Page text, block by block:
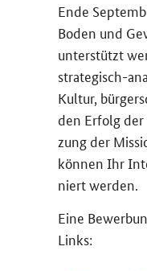
Ende
Boden und
un­ter­stützt
strategisch-​
Kul­tur,
den Er­folg
zung der
kön­nen Ihr
niert wer­den.
Eine
Links: